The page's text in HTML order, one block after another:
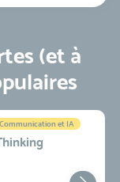
(et à
et IA